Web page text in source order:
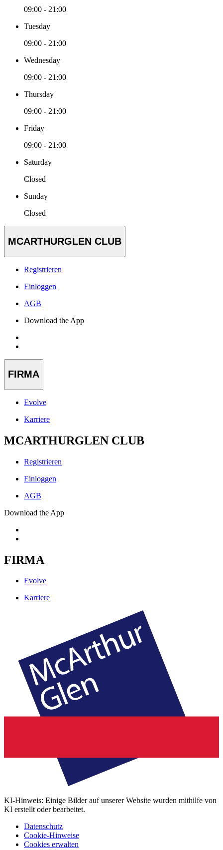
09:00 - 21:00
Tuesday
09:00 - 21:00
Wednesday
09:00 - 21:00
Thursday
09:00 - 21:00
Friday
09:00 - 21:00
Saturday
Closed
Sunday
Closed
MCARTHURGLEN CLUB
Registrieren
Einloggen
AGB
Download the App
FIRMA
Evolve
Karriere
MCARTHURGLEN CLUB
Registrieren
Einloggen
AGB
Download the App
FIRMA
Evolve
Karriere
KI-Hinweis: Einige Bilder auf unserer Website wurden mithilfe von
KI erstellt oder bearbeitet.
Datenschutz
Cookie-Hinweise
Cookies erwalten